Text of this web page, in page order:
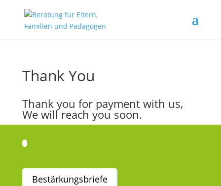
Thank You
Thank you for payment with us,
We will reach you soon.
Bestärkungsbriefe